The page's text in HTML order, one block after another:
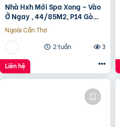
Nhà Hxh Mới Spa Xong – Vào
Ở Ngay , 44/85M2, P14 Gò
Vấp, Giá 4.X Tỷ
Ngoài Cần Thơ
2 tuần
3
Liên hệ